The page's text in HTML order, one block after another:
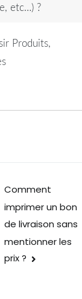
etc…) ?
Produits,
Comment
imprimer un bon
de livraison sans
mentionner les
prix ?